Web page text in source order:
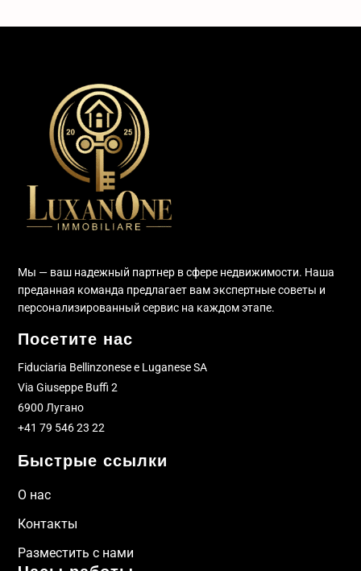
Мы — ваш надежный партнер в сфере недвижимости. Наша
преданная команда предлагает вам экспертные советы и
персонализированный сервис на каждом этапе.
Посетите нас
Fiduciaria Bellinzonese e Luganese SA
Via Giuseppe Buffi 2
6900 Лугано
+41 79 546 23 22
Быстрые ссылки
О нас
Контакты
Разместить с нами